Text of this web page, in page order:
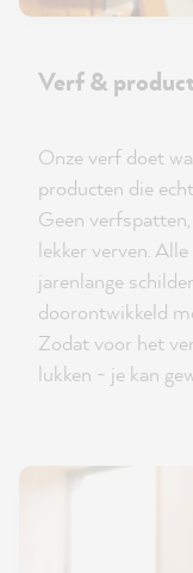
Verf &
Onze verf doet
producten die
Geen verfspatten,
lekker verven.
jarenlange
doorontwikkeld
Zodat voor het
lukken - je kan